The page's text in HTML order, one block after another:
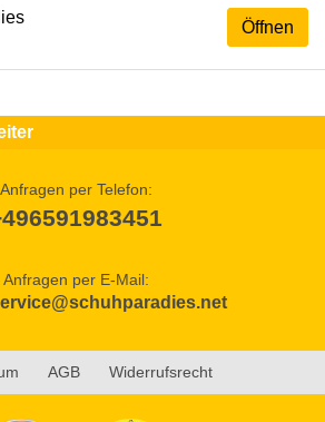
Öffnen
Anfragen per Telefon:
Anfragen per E-Mail:
AGB Widerrufsrecht